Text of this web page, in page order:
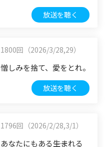
放送を聴く
1800回（2026/3/28,29）
憎しみを捨て、愛をとれ。
放送を聴く
1796回（2026/2/28,3/1）
あなたにもある――生まれる